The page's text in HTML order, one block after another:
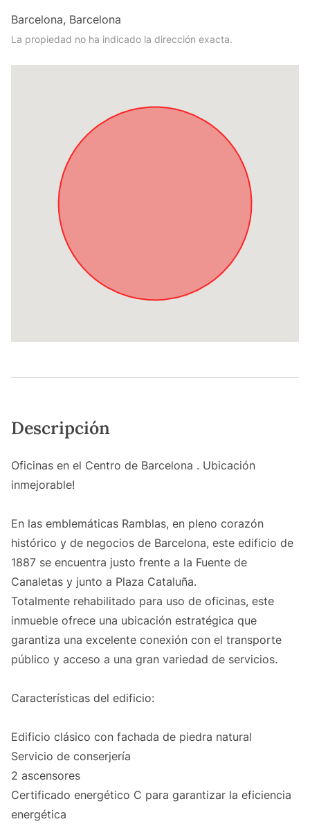
Barcelona, Barcelona
La propiedad no ha indicado la dirección exacta.
Descripción
Oficinas en el Centro de Barcelona . Ubicación
inmejorable!
En las emblemáticas Ramblas, en pleno corazón
histórico y de negocios de Barcelona, este edificio de
1887 se encuentra justo frente a la Fuente de
Canaletas y junto a Plaza Cataluña.
Totalmente rehabilitado para uso de oficinas, este
inmueble ofrece una ubicación estratégica que
garantiza una excelente conexión con el transporte
público y acceso a una gran variedad de servicios.
Características del edificio:
Edificio clásico con fachada de piedra natural
Servicio de conserjería
2 ascensores
Certificado energético C para garantizar la eficiencia
energética